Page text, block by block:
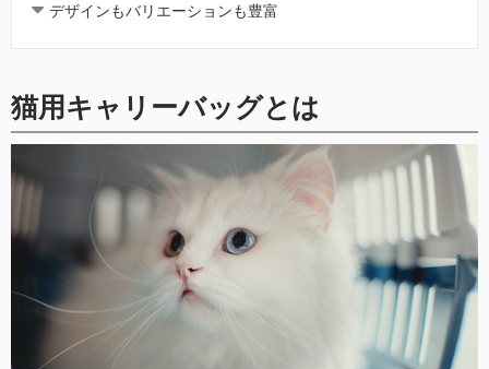
デザインもバリエーションも豊富
猫用キャリーバッグとは